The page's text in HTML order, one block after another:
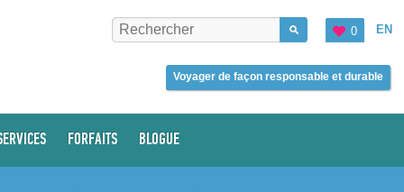
EN
0
Voyager de façon responsable et durable
FORFAITS BLOGUE